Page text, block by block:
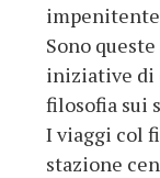
Sono
iniziative di
filosofia sui
I viaggi col
stazione